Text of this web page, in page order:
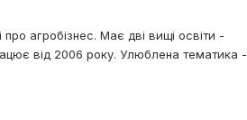
агробізнес. Має дві вищі освіти -
від 2006 року. Улюблена тематика -